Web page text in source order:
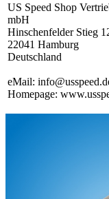
US Speed Shop
mbH
Hinschenfelder Stieg
22041 Hamburg
Deutschland
eMail:
Homepage: